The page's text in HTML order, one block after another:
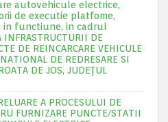
autovehicule electrice,
de executie platfome,
functiune, in cadrul
DE
DE REINCARCARE VEHICULE
DE REDRESARE SI
DE JOS, JUDEŢUL
A PROCESULUI DE
FURNIZARE PUNCTE/STATII